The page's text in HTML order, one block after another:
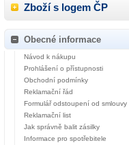
Zboží s logem ČP
Obecné informace
Návod k nákupu
Prohlášení o přístupnosti
Obchodní podmínky
Reklamační řád
Formulář odstoupení od smlouvy
Reklamační list
Jak správně balit zásilky
Informace pro spotřebitele